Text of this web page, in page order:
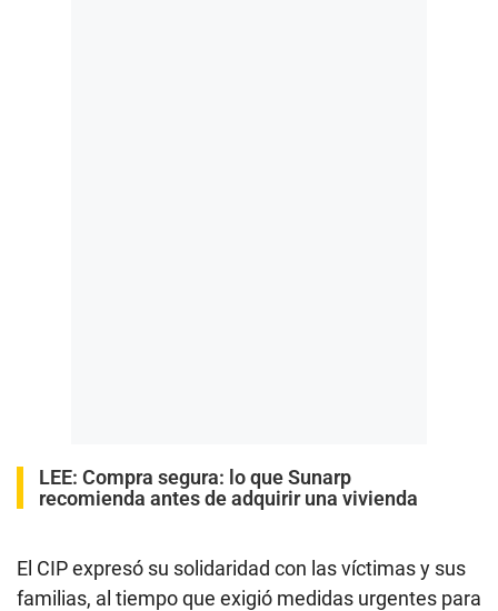
LEE: Compra segura: lo que Sunarp
recomienda antes de adquirir una vivienda
El CIP expresó su solidaridad con las víctimas y sus
familias, al tiempo que exigió medidas urgentes para